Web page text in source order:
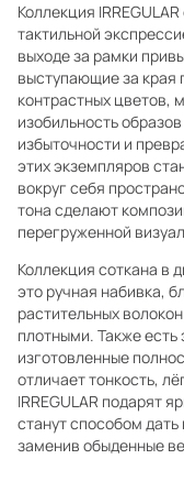
Коллекция
тактильной
выходе за рамки
выступающие за края
контрастных цветов,
изобильность
избыточности и
этих экземпляров
вокруг себя
тона сделают
перегруженной
Коллекция соткана в
это ручная набивка,
растительных
плотными. Также есть
изготовленные
отличает тонкость,
IRREGULAR подарят
станут способом
заменив обыденные